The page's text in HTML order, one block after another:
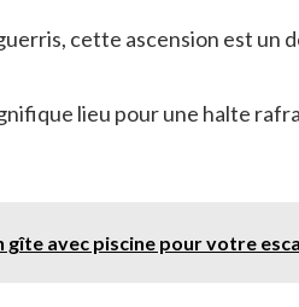
cette ascension est un
lieu pour une halte
avec piscine pour votre